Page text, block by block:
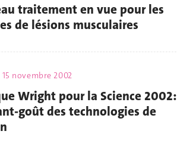
traitement en vue pour les
de lésions musculaires
15 novembre 2002
Wright pour la Science 2002:
goût des technologies de